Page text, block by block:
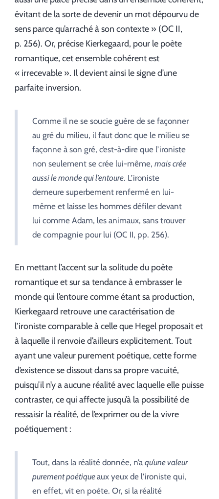
évitant de la sorte de devenir un mot dépourvu de
sens parce qu’arraché à son contexte » (OC II,
p. 256). Or, précise Kierkegaard, pour le poète
romantique, cet ensemble cohérent est
« irrecevable ». Il devient ainsi le signe d’une
parfaite inversion.
Comme il ne se soucie guère de se façonner
au gré du milieu, il faut donc que le milieu se
façonne à son gré, c’est-à-dire que l’ironiste
non seulement se crée lui-même, mais crée
aussi le monde qui l’entoure. L’ironiste
demeure superbement renfermé en lui-
même et laisse les hommes défiler devant
lui comme Adam, les animaux, sans trouver
de compagnie pour lui (OC II, pp. 256).
En mettant l’accent sur la solitude du poète
romantique et sur sa tendance à embrasser le
monde qui l’entoure comme étant sa production,
Kierkegaard retrouve une caractérisation de
l’ironiste comparable à celle que Hegel proposait et
à laquelle il renvoie d’ailleurs explicitement. Tout
ayant une valeur purement poétique, cette forme
d’existence se dissout dans sa propre vacuité,
puisqu’il n’y a aucune réalité avec laquelle elle puisse
contraster, ce qui affecte jusqu’à la possibilité de
ressaisir la réalité, de l’exprimer ou de la vivre
poétiquement :
Tout, dans la réalité donnée, n’aqu’une valeur
purement poétiqueaux yeux de l’ironiste qui,
en effet, vit en poète. Or, si la réalité